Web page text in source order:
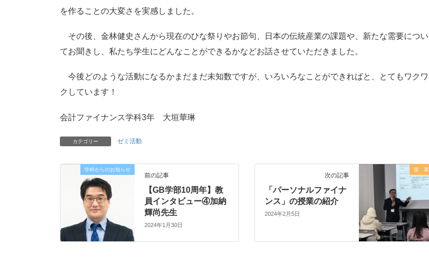
を作ることの大変さを実感しました。
その後、金林健史さんから現在のひな祭りやお節句、日本の伝統産業の課題や、新たな需要につい
てお聞きし、私たち学生にどんなことができるかなどお話させていただきました。
今後どのような活動になるかまだまだ未知数ですが、いろいろなことができればと、とてもワクワ
クしています！
会計ファイナンス学科3年 大垣華琳
カテゴリー ゼミ活動
学科からのお知らせ
前の記事
【GB学部10周年】教
員インタビュー④加納
輝尚先生
2024年1月30日
授 業
次の記事
「パーソナルファイナ
ンス」の授業の紹介
2024年2月5日